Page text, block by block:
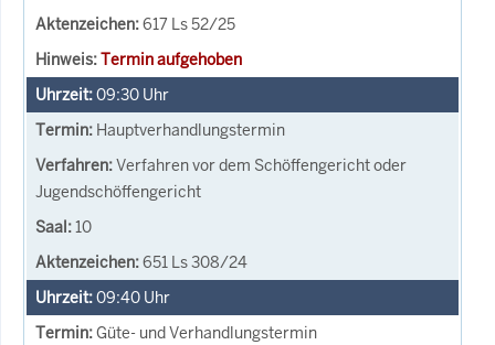
617 Ls 52/25
Termin aufgehoben
09:30 Uhr
Hauptverhandlungstermin
Verfahren vor dem Schöffengericht oder
Jugendschöffengericht
10
651 Ls 308/24
09:40 Uhr
Güte- und Verhandlungstermin